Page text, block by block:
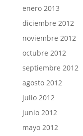
enero 2013
diciembre 2012
noviembre 2012
octubre 2012
septiembre 2012
agosto 2012
julio 2012
junio 2012
mayo 2012